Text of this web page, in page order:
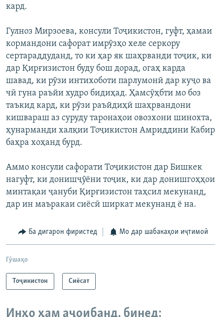
кард.
Гулноз Мирзоева, консули Тоҷикистон, гуфт, ҳамаи
кормандони сафорат имрӯзҳо хеле серкору
сертараддуданд, то ки ҳар як шаҳрванди тоҷик, ки
дар Қирғизистон буду бош дорад, огаҳ карда
шавад, ки рӯзи интихоботи парлумонӣ дар куҷо ва
чӣ гуна раъйи худро бидиҳад. Ҳамсӯҳбти мо боз
таъкид кард, ки рӯзи раъйдиҳӣ шаҳрвандони
кишвараш аз суруду таронаҳои овозхони шинохта,
ҳунарманди халқии Тоҷикистон Амриддини Кабир
баҳра хоҳанд бурд.
Аммо консули сафорати Тоҷикистон дар Бишкек
нагуфт, ки донишҷӯёни тоҷик, ки дар донишгоҳҳои
минтақаи ҷануби Қирғизистон таҳсил мекунанд,
дар ин маъракаи сиёсӣ ширкат мекунанд ё на.
Ба дигарон фиристед Мо дар шабакаҳои иҷтимоӣ
Гӯшаҳо
Тоҷикистон Сиёсат
Инҳо ҳам аҷоибанд, бинед: